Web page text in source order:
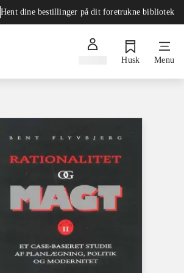
Hent dine bestillinger på dit foretrukne bibliotek
Husk Menu